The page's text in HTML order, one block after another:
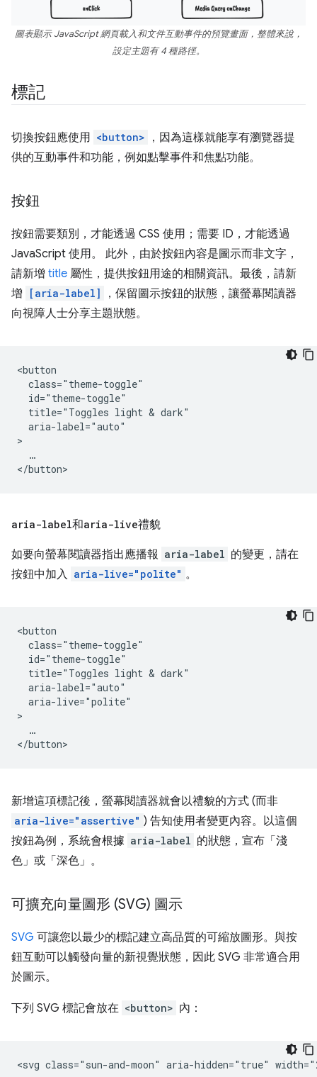
圖表顯示 JavaScript 網頁載入和文件互動事件的預覽畫面，整體來說，
設定主題有 4 種路徑。
標記
切換按鈕應使用 <button>
，因為這樣就能享有瀏覽器提
供的互動事件和功能，例如點擊事件和焦點功能。
按鈕
按鈕需要類別，才能透過 CSS 使用；需要 ID，才能透過
JavaScript 使用。 此外，由於按鈕內容是圖示而非文字，
請新增 title 屬性，提供按鈕用途的相關資訊。最後，請新
增
[aria-label]
，保留圖示按鈕的狀態，讓螢幕閱讀器
向視障人士分享主題狀態。
<button
  class="theme-toggle"
  id="theme-toggle"
  title="Toggles light & dark"
  aria-label="auto"
>
  …
aria-label和aria-live禮貌
如要向螢幕閱讀器指出應播報 aria-label 的變更，請在
按鈕中加入 aria-live="polite" 。
<button
  class="theme-toggle"
  id="theme-toggle"
  title="Toggles light & dark"
  aria-label="auto"
  aria-live="polite"
>
  …
新增這項標記後，螢幕閱讀器就會以禮貌的方式 (而非
aria-live="assertive" ) 告知使用者變更內容。以這個
按鈕為例，系統會根據 aria-label 的狀態，宣布「淺
色」或「深色」。
可擴充向量圖形 (SVG) 圖示
SVG 可讓您以最少的標記建立高品質的可縮放圖形。與按
鈕互動可以觸發向量的新視覺狀態，因此 SVG 非常適合用
於圖示。
下列 SVG 標記會放在 <button> 內：
<svg class="sun-and-moon" aria-hidden="true"